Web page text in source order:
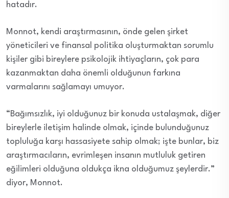
hatadır.
Monnot, kendi araştırmasının, önde gelen şirket
yöneticileri ve finansal politika oluşturmaktan sorumlu
kişiler gibi bireylere psikolojik ihtiyaçların, çok para
kazanmaktan daha önemli olduğunun farkına
varmalarını sağlamayı umuyor.
“Bağımsızlık, iyi olduğunuz bir konuda ustalaşmak, diğer
bireylerle iletişim halinde olmak, içinde bulunduğunuz
topluluğa karşı hassasiyete sahip olmak; işte bunlar, biz
araştırmacıların, evrimleşen insanın mutluluk getiren
eğilimleri olduğuna oldukça ikna olduğumuz şeylerdir.”
diyor, Monnot.